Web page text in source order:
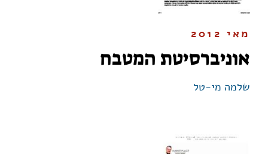
מאי 2012
אוניברסיטת המטבח
שלמה מי-טל